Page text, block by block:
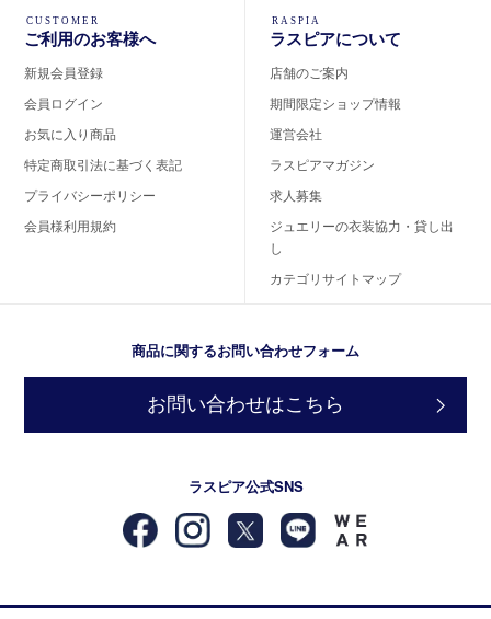
CUSTOMER
ご利用のお客様へ
新規会員登録
会員ログイン
お気に入り商品
特定商取引法に基づく表記
プライバシーポリシー
会員様利用規約
RASPIA
ラスピアについて
店舗のご案内
期間限定ショップ情報
運営会社
ラスピアマガジン
求人募集
ジュエリーの衣装協力・貸し出
し
カテゴリサイトマップ
商品に関するお問い合わせフォーム
お問い合わせはこちら
ラスピア公式SNS